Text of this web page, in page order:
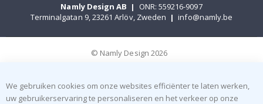
Namly Design AB |
ONR: 559216-9097
Terminalgatan 9, 23261 Arlöv, Zweden | info@namly.be
© Namly Design 2026
We gebruiken cookies om onze websites efficiënter te laten werken,
uw gebruikerservaring te personaliseren en het verkeer op onze